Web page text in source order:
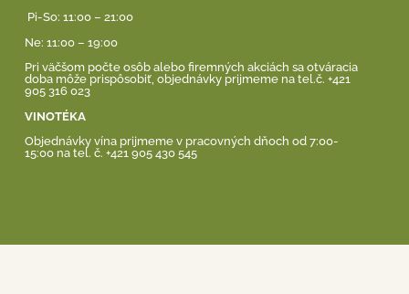
Pi-So: 11:00 – 21:00
Ne: 11:00 – 19:00
Pri väčšom počte osôb alebo firemných akciách sa otváracia
doba môže prispôsobiť, objednávky prijmeme na tel.č. +421
905 316 023
VINOTÉKA
Objednávky vína prijmeme v pracovných dňoch od 7:00-
15:00 na tel. č. +421 905 430 545